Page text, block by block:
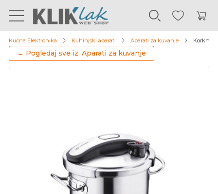
Kućna Elektronika Kuhinjski aparati Aparati za kuvanje Korkmaz
← Pogledaj sve iz: Aparati za kuvanje